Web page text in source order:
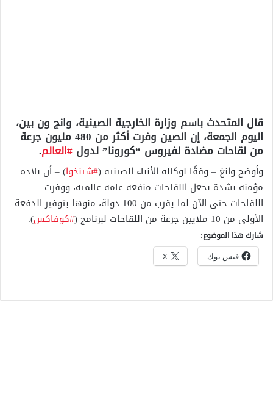
قال المتحدث باسم وزارة الخارجية الصينية، وانج ون بين،
اليوم الجمعة، إن الصين وفرت أكثر من 480 مليون جرعة
من لقاحات مضادة لفيروس “كورونا” لدول #العالم.
وأوضح وانغ – وفقًا لوكالة الأنباء الصينية (#شينخوا) – أن بلاده
مؤمنة بشدة بجعل اللقاحات منفعة عامة عالمية، ووفرت
اللقاحات حتى الآن لما يقرب من 100 دولة، منوها بتوفير الدفعة
الأولى من 10 ملايين جرعة من اللقاحات لبرنامج (
#كوفاكس).
شارك هذا الموضوع:
فيس بوك X